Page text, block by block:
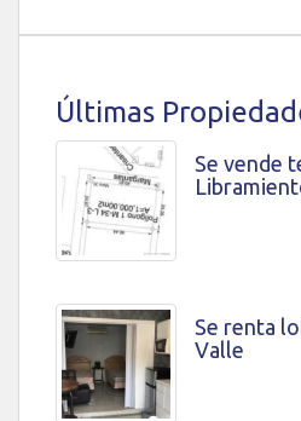
Últimas
Se vende
Se renta
Valle